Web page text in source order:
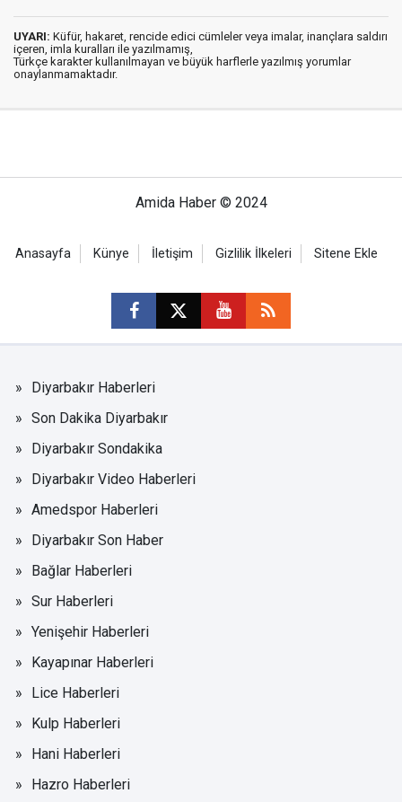
UYARI: Küfür, hakaret, rencide edici cümleler veya imalar, inançlara saldırı
içeren, imla kuralları ile yazılmamış,
Türkçe karakter kullanılmayan ve büyük harflerle yazılmış yorumlar
onaylanmamaktadır.
Amida Haber © 2024
Anasayfa Künye İletişim Gizlilik İlkeleri Sitene Ekle
Diyarbakır Haberleri
Son Dakika Diyarbakır
Diyarbakır Sondakika
Diyarbakır Video Haberleri
Amedspor Haberleri
Diyarbakır Son Haber
Bağlar Haberleri
Sur Haberleri
Yenişehir Haberleri
Kayapınar Haberleri
Lice Haberleri
Kulp Haberleri
Hani Haberleri
Hazro Haberleri